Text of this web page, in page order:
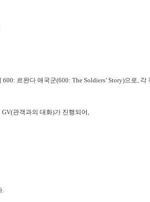
600: 르완다 애국군(600: The Soldiers’ Story)으로,
GV(관객과의 대화)가 진행되어,